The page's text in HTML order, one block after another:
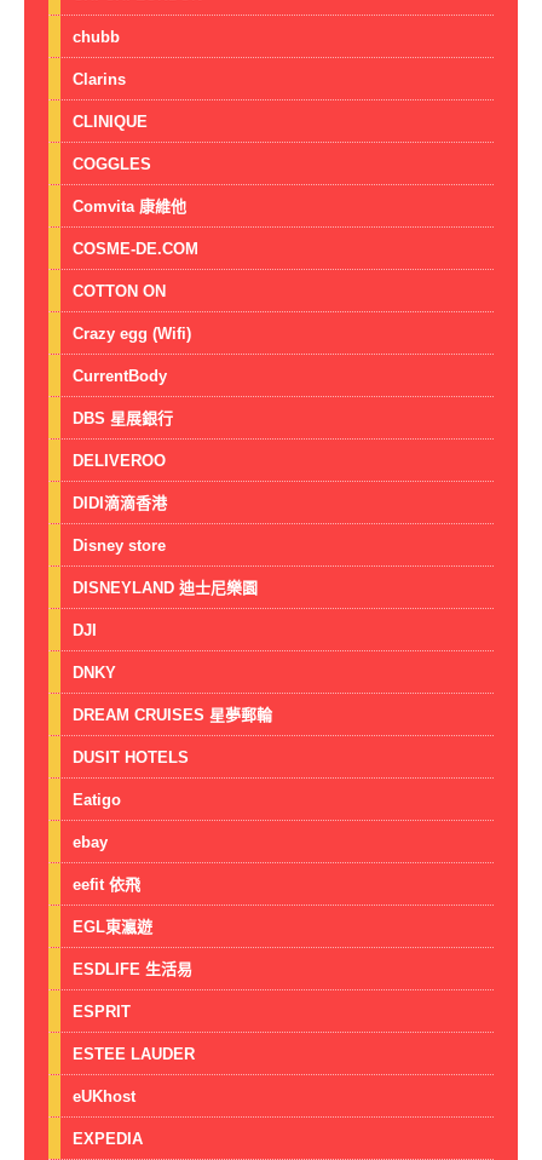
chubb
Clarins
CLINIQUE
COGGLES
Comvita 康維他
COSME-DE.COM
COTTON ON
Crazy egg (Wifi)
CurrentBody
DBS 星展銀行
DELIVEROO
DIDI滴滴香港
Disney store
DISNEYLAND 迪士尼樂園
DJI
DNKY
DREAM CRUISES 星夢郵輪
DUSIT HOTELS
Eatigo
ebay
eefit 依飛
EGL東瀛遊
ESDLIFE 生活易
ESPRIT
ESTEE LAUDER
eUKhost
EXPEDIA